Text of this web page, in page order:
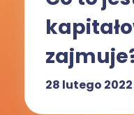
28 lutego 2022